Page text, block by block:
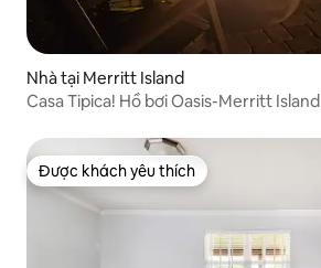
Nhà tại Merritt Island
Casa Tipica! Hồ bơi Oasis-Merritt Island
Được khách yêu thích
Được khách yêu thích